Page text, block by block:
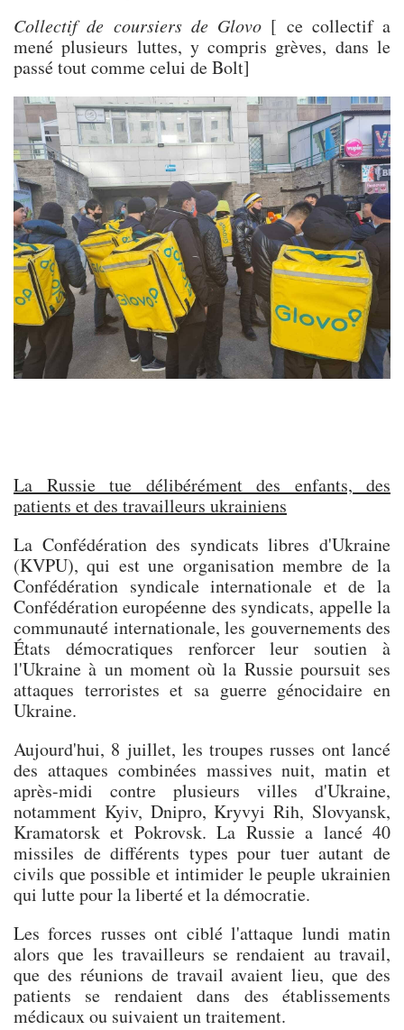
Collectif de coursiers de Glovo [ ce collectif a
mené plusieurs luttes, y compris grèves, dans le
passé tout comme celui de Bolt]
La Russie tue délibérément des enfants, des
patients et des travailleurs ukrainiens
La Confédération des syndicats libres d'Ukraine
(KVPU), qui est une organisation membre de la
Confédération syndicale internationale et de la
Confédération européenne des syndicats, appelle la
communauté internationale, les gouvernements des
États démocratiques renforcer leur soutien à
l'Ukraine à un moment où la Russie poursuit ses
attaques terroristes et sa guerre génocidaire en
Ukraine.
Aujourd'hui, 8 juillet, les troupes russes ont lancé
des attaques combinées massives nuit, matin et
après-midi contre plusieurs villes d'Ukraine,
notamment Kyiv, Dnipro, Kryvyi Rih, Slovyansk,
Kramatorsk et Pokrovsk. La Russie a lancé 40
missiles de différents types pour tuer autant de
civils que possible et intimider le peuple ukrainien
qui lutte pour la liberté et la démocratie.
Les forces russes ont ciblé l'attaque lundi matin
alors que les travailleurs se rendaient au travail,
que des réunions de travail avaient lieu, que des
patients se rendaient dans des établissements
médicaux ou suivaient un traitement.